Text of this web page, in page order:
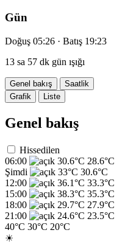
Gün
Doğuş 05:26 · Batış 19:23
13 sa 57 dk gün ışığı
Genel bakış
Saatlik
Grafik
Liste
Genel bakış
Hissedilen
06:00
30.6°C 28.6°C
Şimdi
33°C 30.6°C
12:00
36.1°C 33.3°C
15:00
38.3°C 35.3°C
18:00
29.7°C 27.9°C
21:00
24.6°C 23.5°C
40°C 30°C 20°C
☀